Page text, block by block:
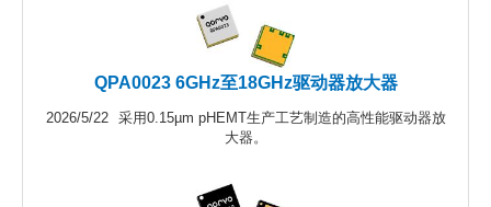
QPA0023 6GHz至18GHz驱动器放大器
2026/5/22
采用0.15µm pHEMT生产工艺制造的高性能驱动器放
大器。